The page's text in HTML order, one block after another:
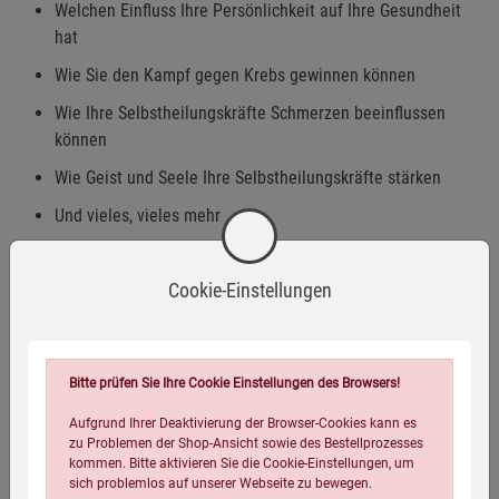
Welchen Einfluss Ihre Persönlichkeit auf Ihre Gesundheit
hat
Wie Sie den Kampf gegen Krebs gewinnen können
Wie Ihre Selbstheilungskräfte Schmerzen beeinflussen
können
Wie Geist und Seele Ihre Selbstheilungskräfte stärken
Und vieles, vieles mehr .
Dieses Buch zeigt Ihnen, wie großartig die Heilkräfte des
menschlichen Körpers sind - und wie sehr wir sie
Eigenschaften
Verlag / Herausgeber:
Cookie-Einstellungen
Bitte prüfen Sie Ihre Cookie Einstellungen des Browsers!
Aufgrund Ihrer Deaktivierung der Browser-Cookies kann es
zu Problemen der Shop-Ansicht sowie des Bestellprozesses
kommen. Bitte aktivieren Sie die Cookie-Einstellungen, um
sich problemlos auf unserer Webseite zu bewegen.